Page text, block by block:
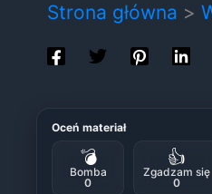
Strona główna
Oceń materiał
💣
Bomba
0
👍
Zgadzam się
0